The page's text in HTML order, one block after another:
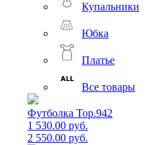
Купальники
Юбка
Платье
Все товары
Футболка Top.942
1 530.00 руб.
2 550.00 руб.